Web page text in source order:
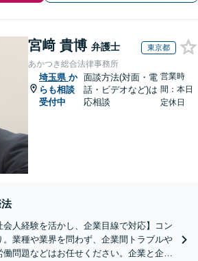
宮﨑 貴博 弁護士 東京都
あかつき総合法律事務所
埼玉県 か
らも相談
受付中
面談方法(対面・電
話・ビデオなど)は
応相談
営業時
間：本日
定休日
会人経験を活かし、企業目線で対応】コン
業種や業界を問わず、企業間トラブルや
問題などはお任せください。企業と企業